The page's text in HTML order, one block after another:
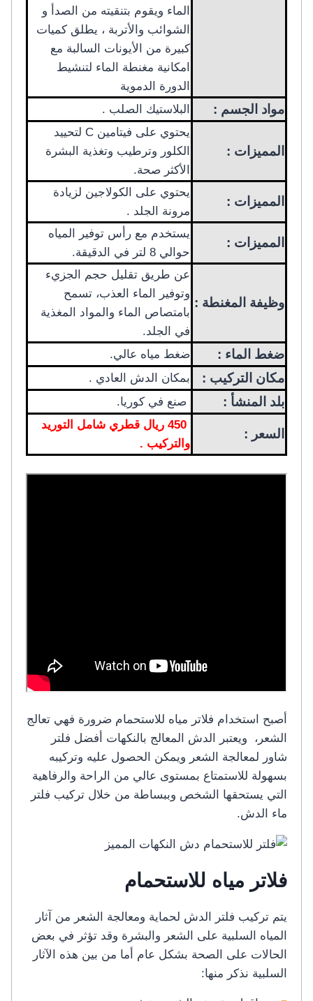
الماء ويقوم بتنقيته من الصدأ و
الشوائب والأتربة ، يطلق كميات
كبيرة من الأيونات السالبة مع
امكانية مغنطة الماء لتنشيط
الدورة الدموية
مواد الجسم : البلاستيك الصلب .
المميزات :
يحتوي على فيتامين C لتحييد
الكلور وترطيب وتغذية البشرة
الأكثر صحة.
المميزات :
يحتوي على الكولاجين لزيادة
مرونة الجلد .
المميزات :
يستخدم مع رأس توفير المياه
حوالي 8 لتر في الدقيقة.
وظيفة المغنطة :
عن طريق تقليل حجم الجزيء
وتوفير الماء العذب، تسمح
بامتصاص الماء والمواد المغذية
في الجلد.
ضغط الماء : ضغط مياه عالي.
مكان التركيب : بمكان الدش العادي .
بلد المنشأ : صنع في كوريا.
السعر :
450 ريال قطري شامل التوريد
والتركيب .
أصبح استخدام فلاتر مياه للاستحمام ضرورة فهي تعالج
الشعر، ويعتبر الدش المعالج بالنكهات أفضل فلتر
شاور لمعالجة الشعر ويمكن الحصول عليه وتركيبه
بسهولة للاستمتاع بمستوى عالي من الراحة والرفاهية
التي يستحقها الشخص وببساطة من خلال تركيب فلتر
ماء الدش.
فلاتر مياه للاستحمام
يتم تركيب فلتر الدش لحماية ومعالجة الشعر من آثار
المياه السلبية على الشعر والبشرة وقد تؤثر في بعض
الحالات على الصحة بشكل عام أما من بين هذه الآثار
السلبية نذكر منها: